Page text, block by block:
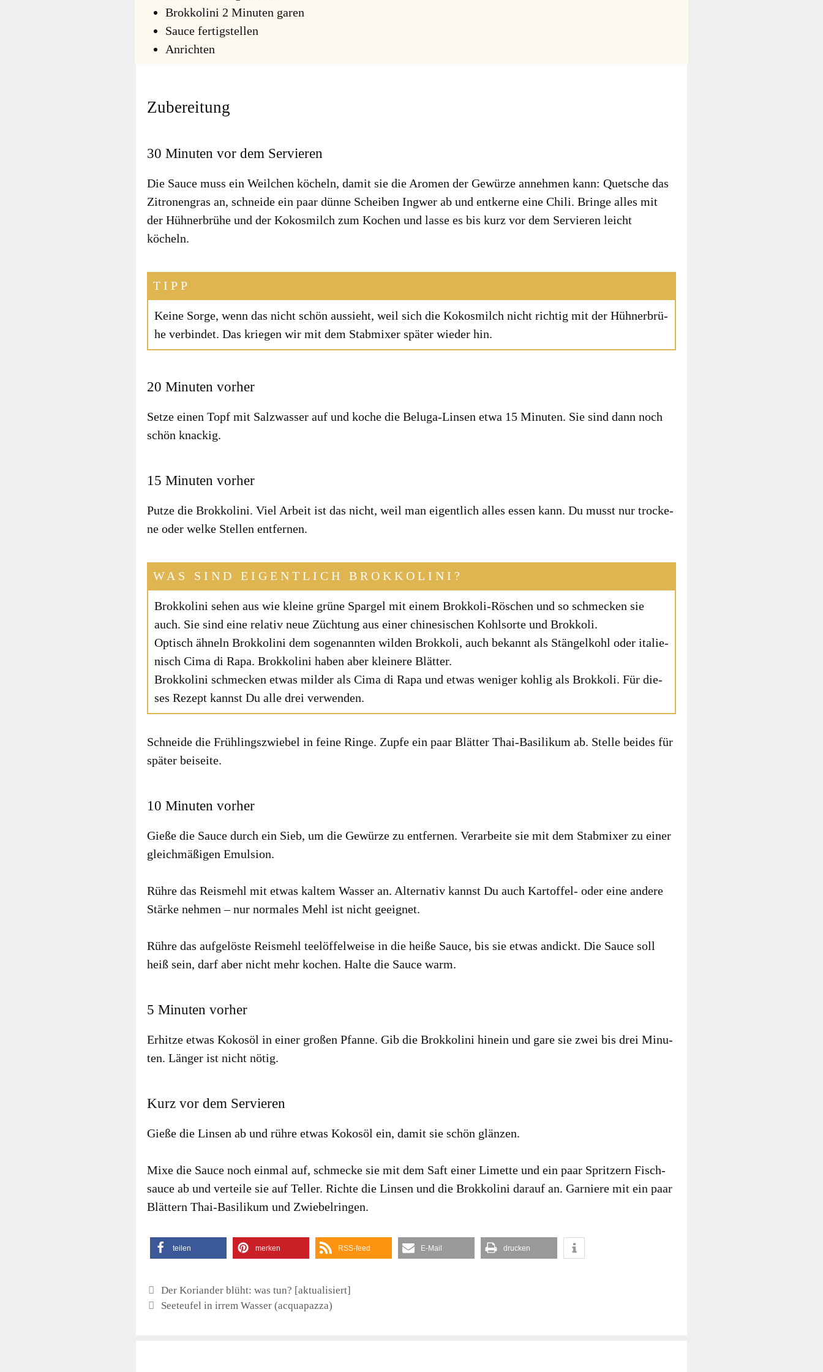
Brok­ko­li­ni 2 Minu­ten garen
Sau­ce fer­tig­stel­len
Anrich­ten
Zubereitung
30 Minuten vor dem Servieren
Die Sau­ce muss ein Weil­chen köcheln, damit sie die Aro­men der Gewür­ze anneh­men kann: Quet­sche das
Zitro­nen­gras an, schnei­de ein paar dün­ne Schei­ben Ing­wer ab und ent­ker­ne eine Chi­li. Brin­ge alles mit
der Hüh­ner­brü­he und der Kokos­milch zum Kochen und las­se es bis kurz vor dem Ser­vie­ren leicht
köcheln.
TIPP
Kei­ne Sor­ge, wenn das nicht schön aus­sieht, weil sich die Kokos­milch nicht rich­tig mit der Hüh­ner­brü­
he ver­bin­det. Das krie­gen wir mit dem Stab­mi­xer spä­ter wie­der hin.
20 Minuten vorher
Set­ze einen Topf mit Salz­was­ser auf und koche die Belu­ga-Lin­sen etwa 15 Minu­ten. Sie sind dann noch
schön kna­ckig.
15 Minuten vorher
Put­ze die Brok­ko­li­ni. Viel Arbeit ist das nicht, weil man eigent­lich alles essen kann. Du musst nur tro­cke­
ne oder wel­ke Stel­len ent­fer­nen.
WAS SIND EIGENTLICH BROKKOLINI?
Brok­ko­li­ni sehen aus wie klei­ne grü­ne Spar­gel mit einem Brok­ko­li-Rös­chen und so schme­cken sie
auch. Sie sind eine rela­tiv neue Züch­tung aus einer chi­ne­si­schen Kohl­sor­te und Brok­ko­li.
Optisch ähneln Brok­ko­li­ni dem soge­nann­ten wil­den Brok­ko­li, auch bekannt als Stän­gel­kohl oder ita­lie­
nisch Cima di Rapa. Brok­ko­li­ni haben aber klei­ne­re Blät­ter.
Brok­ko­li­ni schme­cken etwas mil­der als Cima di Rapa und etwas weni­ger koh­lig als Brok­ko­li. Für die­
ses Rezept kannst Du alle drei ver­wen­den.
Schnei­de die Früh­lings­zwie­bel in fei­ne Rin­ge. Zup­fe ein paar Blät­ter Thai-Basi­li­kum ab. Stel­le bei­des für
spä­ter bei­sei­te.
10 Minuten vorher
Gie­ße die Sau­ce durch ein Sieb, um die Gewür­ze zu ent­fer­nen. Ver­ar­bei­te sie mit dem Stab­mi­xer zu einer
gleich­mä­ßi­gen Emul­si­on.
Rüh­re das Reis­mehl mit etwas kal­tem Was­ser an. Alter­na­tiv kannst Du auch Kar­tof­fel- oder eine ande­re
Stär­ke neh­men – nur nor­ma­les Mehl ist nicht geeig­net.
Rüh­re das auf­ge­lös­te Reis­mehl tee­löf­fel­wei­se in die hei­ße Sau­ce, bis sie etwas andickt. Die Sau­ce soll
heiß sein, darf aber nicht mehr kochen. Hal­te die Sau­ce warm.
5 Minuten vorher
Erhit­ze etwas Kokos­öl in einer gro­ßen Pfan­ne. Gib die Brok­ko­li­ni hin­ein und gare sie zwei bis drei Minu­
ten. Län­ger ist nicht nötig.
Kurz vor dem Servieren
Gie­ße die Lin­sen ab und rüh­re etwas Kokos­öl ein, damit sie schön glän­zen.
Mixe die Sau­ce noch ein­mal auf, schme­cke sie mit dem Saft einer Limet­te und ein paar Sprit­zern Fisch­
sauce ab und ver­tei­le sie auf Tel­ler. Rich­te die Lin­sen und die Brok­ko­li­ni dar­auf an. Gar­nie­re mit ein paar
Blät­tern Thai-Basi­li­kum und Zwie­bel­rin­gen.
tei­len mer­ken RSS-feed E‑Mail dru­cken
Der Koriander blüht: was tun? [aktualisiert]
Seeteufel in irrem Wasser (acquapazza)